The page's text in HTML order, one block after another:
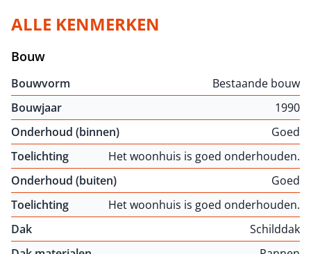
ALLE KENMERKEN
Bouw
Bouwvorm
Bestaande bouw
Bouwjaar
1990
Onderhoud (binnen)
Goed
Toelichting
Het woonhuis is goed onderhouden.
Onderhoud (buiten)
Goed
Toelichting
Het woonhuis is goed onderhouden.
Dak
Schilddak